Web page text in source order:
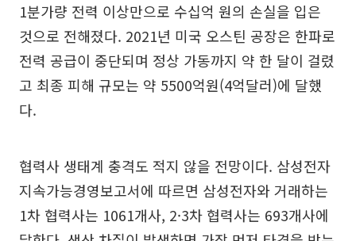
1분가량 전력 이상만으로 수십억 원의 손실을 입은
것으로 전해졌다. 2021년 미국 오스틴 공장은 한파로
전력 공급이 중단되며 정상 가동까지 약 한 달이 걸렸
고 최종 피해 규모는 약 5500억원(4억달러)에 달했
다.
협력사 생태계 충격도 적지 않을 전망이다. 삼성전자
지속가능경영보고서에 따르면 삼성전자와 거래하는
1차 협력사는 1061개사, 2·3차 협력사는 693개사에